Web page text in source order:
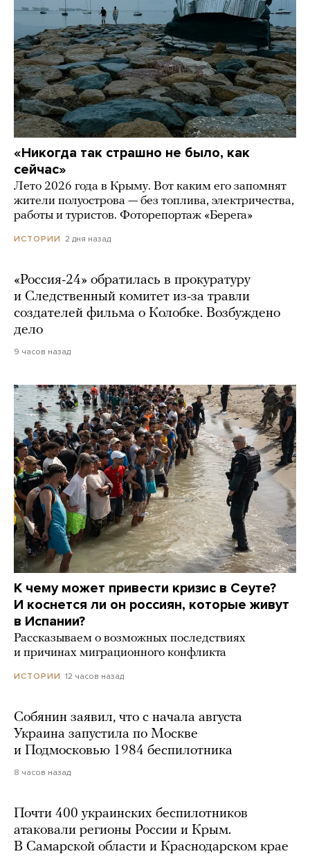
«Никогда так страшно не было, как
сейчас»
Лето 2026 года в Крыму. Вот каким его запомнят
жители полуострова — без топлива, электричества,
работы и туристов. Фоторепортаж «Берега»
ИСТОРИИ 2 дня назад
«Россия-24» обратилась в прокуратуру
и Следственный комитет из-за травли
создателей фильма о Колобке. Возбуждено
дело
9 часов назад
К чему может привести кризис в Сеуте?
И коснется ли он россиян, которые живут
в Испании?
Рассказываем о возможных последствиях
и причинах миграционного конфликта
ИСТОРИИ 12 часов назад
Собянин заявил, что с начала августа
Украина запустила по Москве
и Подмосковью 1984 беспилотника
8 часов назад
Почти 400 украинских беспилотников
атаковали регионы России и Крым.
В Самарской области и Краснодарском крае